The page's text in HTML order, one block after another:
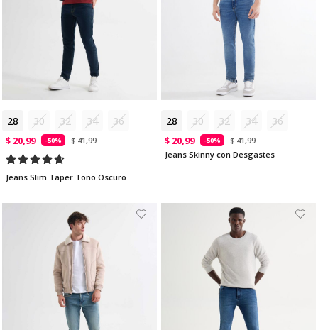
28 30 32 34 36
$ 20,99 -50% $ 41,99
Jeans Slim Taper Tono Oscuro
28 30 32 34 36
$ 20,99 -50%
$ 41,99
Jeans Skinny con Desgastes